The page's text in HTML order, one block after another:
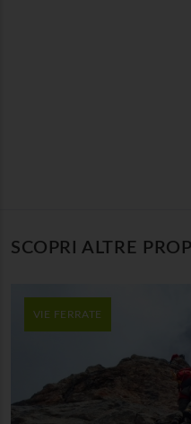
SCOPRI ALTRE
VIE FERRATE